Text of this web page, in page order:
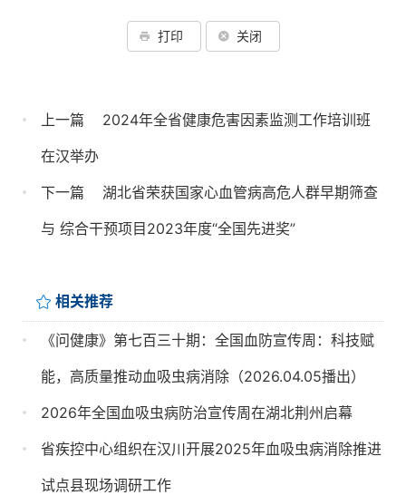
打印 关闭
上一篇
2024年全省健康危害因素监测工作培训班
在汉举办
下一篇
湖北省荣获国家心血管病高危人群早期筛查
与 综合干预项目2023年度“全国先进奖”
相关推荐
《问健康》第七百三十期：全国血防宣传周：科技赋
能，高质量推动血吸虫病消除（2026.04.05播出）
2026年全国血吸虫病防治宣传周在湖北荆州启幕
省疾控中心组织在汉川开展2025年血吸虫病消除推进
试点县现场调研工作